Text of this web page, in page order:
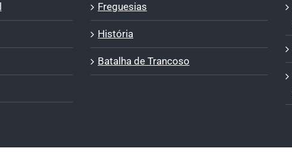
Freguesias
História
Batalha de Trancoso